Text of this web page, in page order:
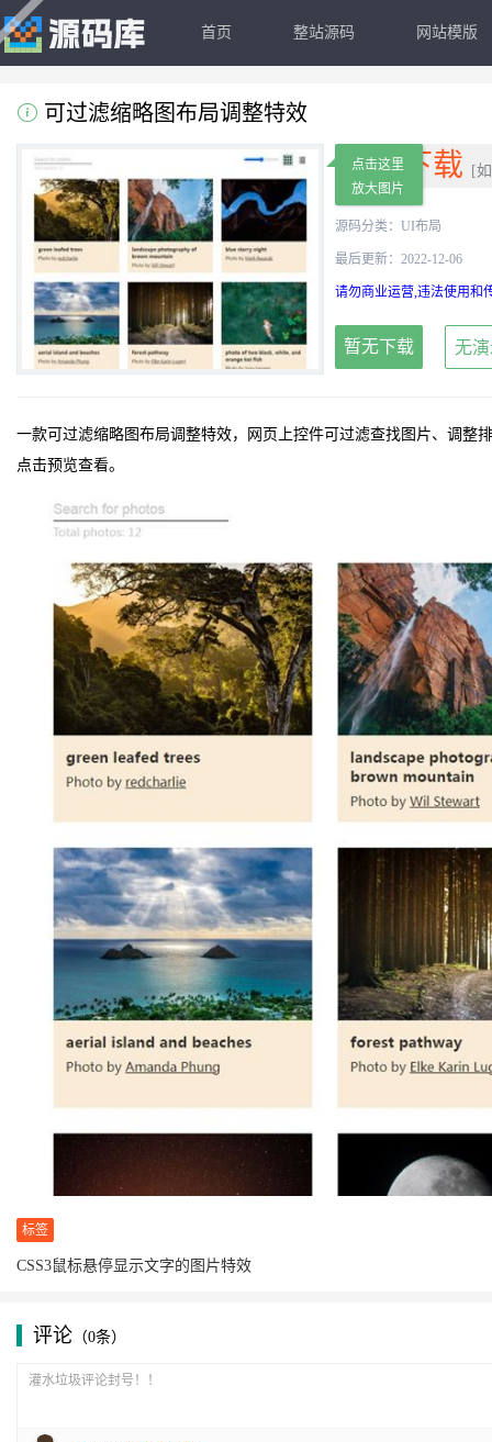
首页 整站源码 网站模版
可过滤缩略图布局调整特效
免费下载 [
源码分类： UI布局
最后更新：2022-12-06
请勿商业运营,违法使用和
暂无下载 无
一款可过滤缩略图布局调整特效，网页上控件可过滤查找图片、调整
点击预览查看。
标签
CSS3鼠标悬停显示文字的图片特效
评论 （0条）
点击这里
放大图片